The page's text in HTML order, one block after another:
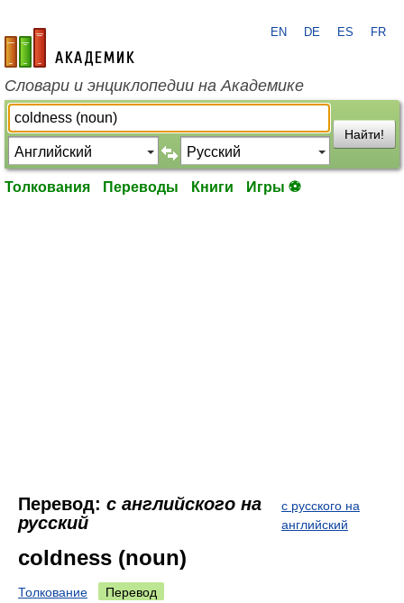
academic.ru
EN DE ES FR
Словари и энциклопедии на Академике
Найти!
Толкования Переводы Книги Игры ⚽
Перевод: с английского на
русский
с русского на
английский
coldness (noun)
Толкование Перевод